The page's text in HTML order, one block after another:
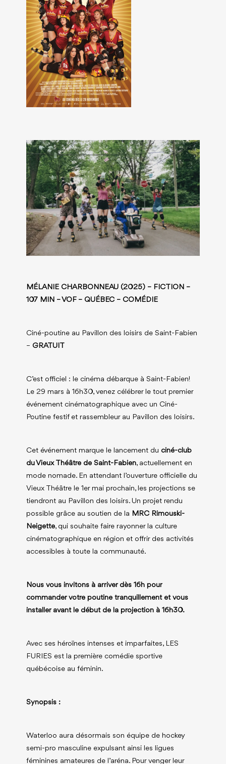
MÉLANIE CHARBONNEAU (2025) – FICTION –
107 MIN – VOF – QUÉBEC – COMÉDIE
Ciné-poutine au Pavillon des loisirs de Saint-Fabien
– GRATUIT
C’est officiel : le cinéma débarque à Saint-Fabien!
Le 29 mars à 16h30, venez célébrer le tout premier
événement cinématographique avec un Ciné-
Poutine festif et rassembleur au Pavillon des loisirs.
Cet événement marque le lancement du ciné-club
du Vieux Théâtre de Saint-Fabien, actuellement en
mode nomade. En attendant l’ouverture officielle du
Vieux Théâtre le 1er mai prochain, les projections se
tiendront au Pavillon des loisirs. Un projet rendu
possible grâce au soutien de la MRC Rimouski-
Neigette, qui souhaite faire rayonner la culture
cinématographique en région et offrir des activités
accessibles à toute la communauté.
Nous vous invitons à arriver dès 16h pour
commander votre poutine tranquillement et vous
installer avant le début de la projection à 16h30.
Avec ses héroïnes intenses et imparfaites, LES
FURIES est la première comédie sportive
québécoise au féminin.
Synopsis :
Waterloo aura désormais son équipe de hockey
semi-pro masculine expulsant ainsi les ligues
féminines amateures de l’aréna. Pour venger leur